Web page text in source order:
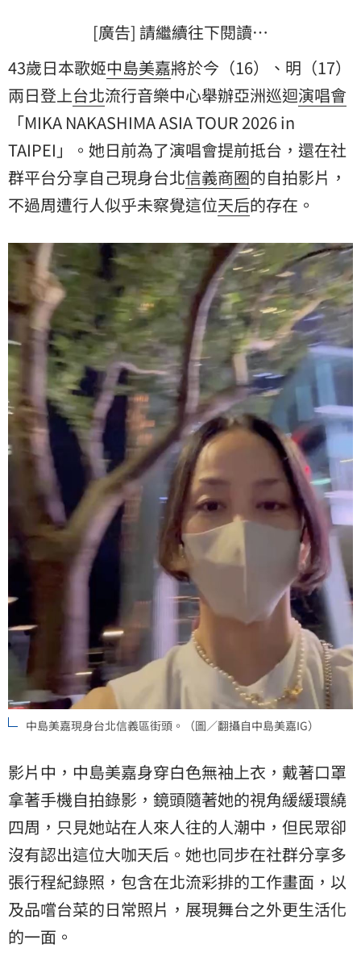
[廣告] 請繼續往下閱讀…
43歲日本歌姬中島美嘉將於今（16）、明（17）
兩日登上台北流行音樂中心舉辦亞洲巡迴演唱會
「MIKA NAKASHIMA ASIA TOUR 2026 in
TAIPEI」。她日前為了演唱會提前抵台，還在社
群平台分享自己現身台北信義商圈的自拍影片，
不過周遭行人似乎未察覺這位天后的存在。
中島美嘉現身台北信義區街頭。（圖／翻攝自中島美嘉IG）
影片中，中島美嘉身穿白色無袖上衣，戴著口罩
拿著手機自拍錄影，鏡頭隨著她的視角緩緩環繞
四周，只見她站在人來人往的人潮中，但民眾卻
沒有認出這位大咖天后。她也同步在社群分享多
張行程紀錄照，包含在北流彩排的工作畫面，以
及品嚐台菜的日常照片，展現舞台之外更生活化
的一面。